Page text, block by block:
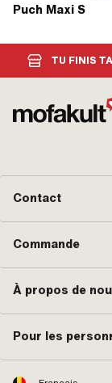
Puch Maxi S
TU FINIS
Contact
Commande
À propos de
Pour les